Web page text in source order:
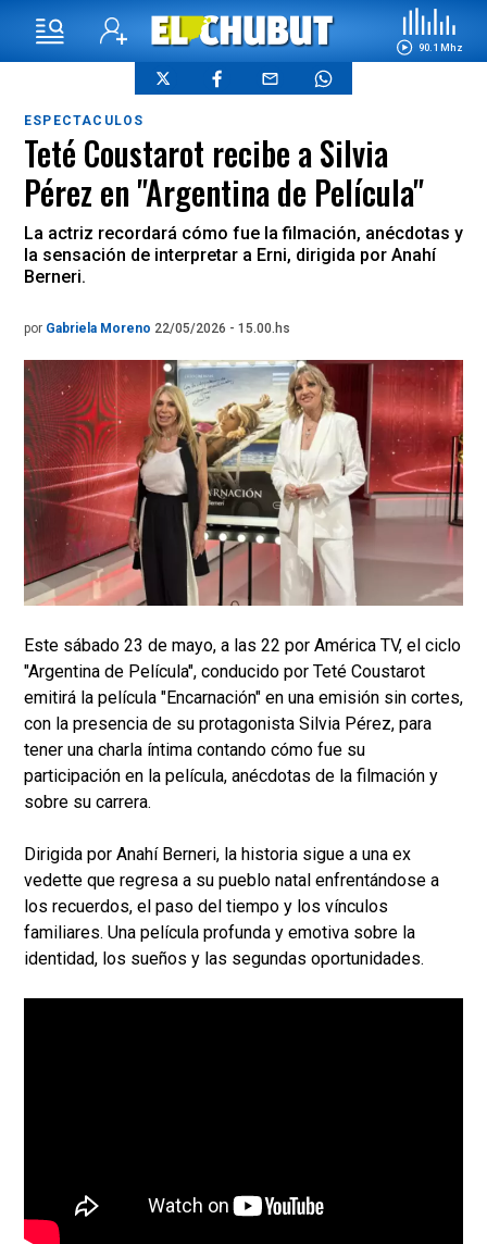
90.1 Mhz
ESPECTACULOS
Teté Coustarot recibe a Silvia
Pérez en "Argentina de Película"
La actriz recordará cómo fue la filmación, anécdotas y
la sensación de interpretar a Erni, dirigida por Anahí
Berneri.
por Gabriela Moreno 22/05/2026 - 15.00.hs
Este sábado 23 de mayo, a las 22 por América TV, el ciclo
"Argentina de Película", conducido por Teté Coustarot
emitirá la película "Encarnación" en una emisión sin cortes,
con la presencia de su protagonista Silvia Pérez, para
tener una charla íntima contando cómo fue su
participación en la película, anécdotas de la filmación y
sobre su carrera.
Dirigida por Anahí Berneri, la historia sigue a una ex
vedette que regresa a su pueblo natal enfrentándose a
los recuerdos, el paso del tiempo y los vínculos
familiares. Una película profunda y emotiva sobre la
identidad, los sueños y las segundas oportunidades.